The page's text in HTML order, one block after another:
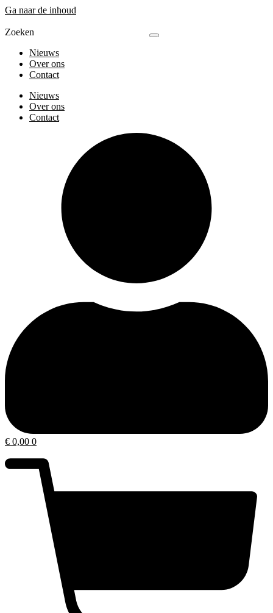
Ga naar de inhoud
Zoeken
Nieuws
Over ons
Contact
Nieuws
Over ons
Contact
€ 0,00 0